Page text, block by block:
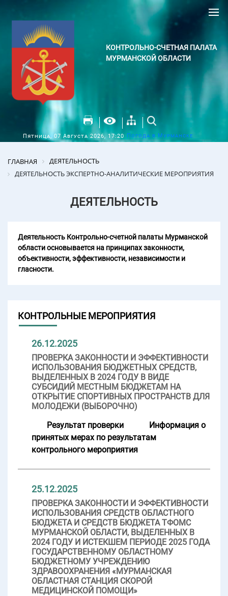
КОНТРОЛЬНО-СЧЕТНАЯ ПАЛАТА
МУРМАНСКОЙ ОБЛАСТИ
Пятница, 07 Августа 2026, 17:20 Погода в Мурманске
ГЛАВНАЯ
ДЕЯТЕЛЬНОСТЬ
ДЕЯТЕЛЬНОСТЬ ЭКСПЕРТНО-АНАЛИТИЧЕСКИЕ МЕРОПРИЯТИЯ
ДЕЯТЕЛЬНОСТЬ
Деятельность Контрольно-счетной палаты Мурманской
области основывается на принципах законности,
объективности, эффективности, независимости и
гласности.
КОНТРОЛЬНЫЕ МЕРОПРИЯТИЯ
26.12.2025
ПРОВЕРКА ЗАКОННОСТИ И ЭФФЕКТИВНОСТИ
ИСПОЛЬЗОВАНИЯ БЮДЖЕТНЫХ СРЕДСТВ,
ВЫДЕЛЕННЫХ В 2024 ГОДУ В ВИДЕ
СУБСИДИЙ МЕСТНЫМ БЮДЖЕТАМ НА
ОТКРЫТИЕ СПОРТИВНЫХ ПРОСТРАНСТВ ДЛЯ
МОЛОДЕЖИ (ВЫБОРОЧНО)
Результат проверки
Информация о
принятых мерах по результатам
контрольного мероприятия
25.12.2025
ПРОВЕРКА ЗАКОННОСТИ И ЭФФЕКТИВНОСТИ
ИСПОЛЬЗОВАНИЯ СРЕДСТВ ОБЛАСТНОГО
БЮДЖЕТА И СРЕДСТВ БЮДЖЕТА ТФОМС
МУРМАНСКОЙ ОБЛАСТИ, ВЫДЕЛЕННЫХ В
2024 ГОДУ И ИСТЕКШЕМ ПЕРИОДЕ 2025 ГОДА
ГОСУДАРСТВЕННОМУ ОБЛАСТНОМУ
БЮДЖЕТНОМУ УЧРЕЖДЕНИЮ
ЗДРАВООХРАНЕНИЯ «МУРМАНСКАЯ
ОБЛАСТНАЯ СТАНЦИЯ СКОРОЙ
МЕДИЦИНСКОЙ ПОМОЩИ»